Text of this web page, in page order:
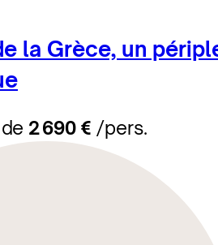
la Grèce, un
2 690 € /pers.